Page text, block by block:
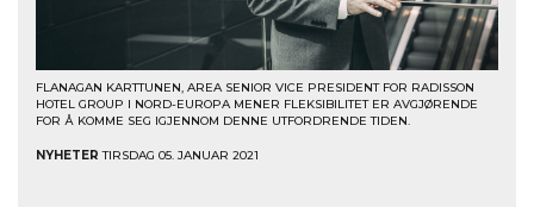
FLANAGAN KARTTUNEN, AREA SENIOR VICE PRESIDENT FOR RADISSON
HOTEL GROUP I NORD-EUROPA MENER FLEKSIBILITET ER AVGJØRENDE
FOR Å KOMME SEG IGJENNOM DENNE UTFORDRENDE TIDEN.
NYHETER TIRSDAG 05. JANUAR 2021